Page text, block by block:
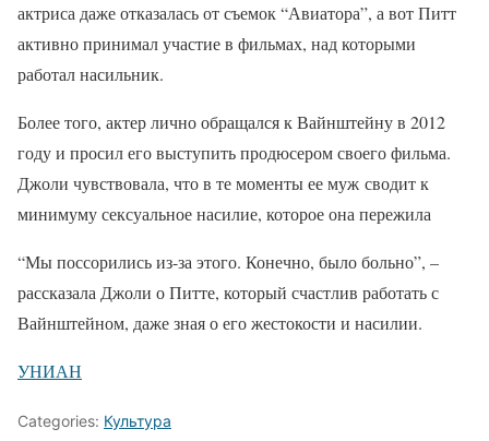
актриса даже отказалась от съемок “Авиатора”, а вот Питт
активно принимал участие в фильмах, над которыми
работал насильник.
Более того, актер лично обращался к Вайнштейну в 2012
году и просил его выступить продюсером своего фильма.
Джоли чувствовала, что в те моменты ее муж сводит к
минимуму сексуальное насилие, которое она пережила
“Мы поссорились из-за этого. Конечно, было больно”, –
рассказала Джоли о Питте, который счастлив работать с
Вайнштейном, даже зная о его жестокости и насилии.
УНИАН
Categories: Культура